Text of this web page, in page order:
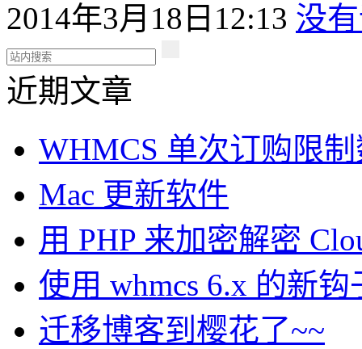
2014年3月18日12:13 没
近期文章
WHMCS 单次订购限
Mac 更新软件
用 PHP 来加密解密
使用 whmcs 6.x 的新
迁移博客到樱花了~~